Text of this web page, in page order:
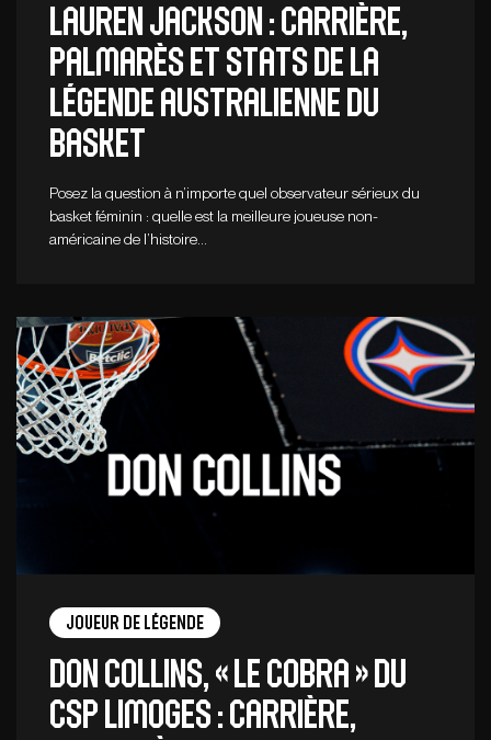
Lauren Jackson : carrière,
palmarès et stats de la
légende australienne du
basket
Posez la question à n’importe quel observateur sérieux du
basket féminin : quelle est la meilleure joueuse non-
américaine de l’histoire…
Joueur de légende
Don Collins, « Le Cobra » du
CSP Limoges : carrière,